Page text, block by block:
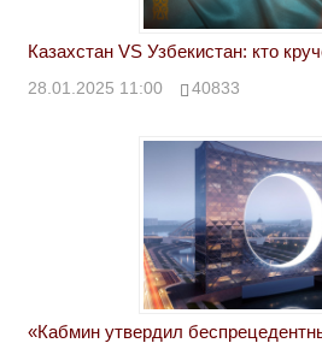
Казахстан VS Узбекистан: кто
28.01.2025 11:00 40833
«Кабмин утвердил